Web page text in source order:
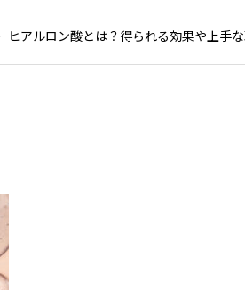
ヒアルロン酸とは？得られる効果や上手